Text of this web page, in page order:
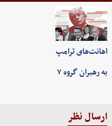
اهانت‌های ترامپ
به رهبران گروه ۷
ارسال نظر